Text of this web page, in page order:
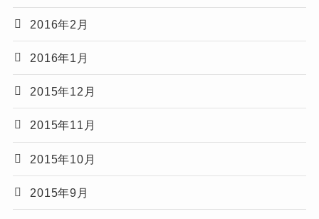
2016年2月
2016年1月
2015年12月
2015年11月
2015年10月
2015年9月